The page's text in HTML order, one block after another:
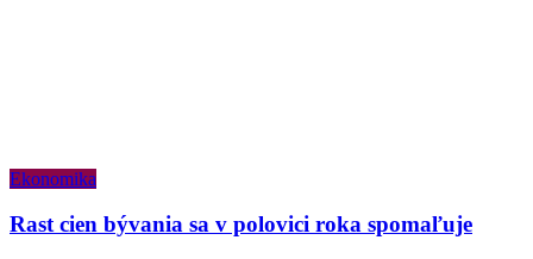
Ekonomika
Rast cien bývania sa v polovici roka spomaľuje